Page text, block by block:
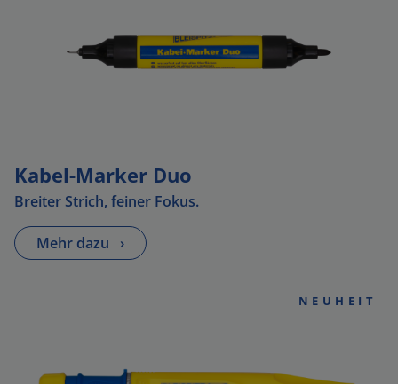
Kabel-Marker Duo
Breiter Strich, feiner Fokus.
Mehr dazu ›
NEUHEIT